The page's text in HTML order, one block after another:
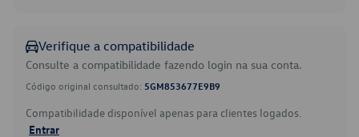
Verifique a compatibilidade
Consulte a compatibilidade fazendo login na sua conta.
Código original consultado: 5GM853677E9B9
Compatibilidade disponível apenas para clientes logados.
Entrar